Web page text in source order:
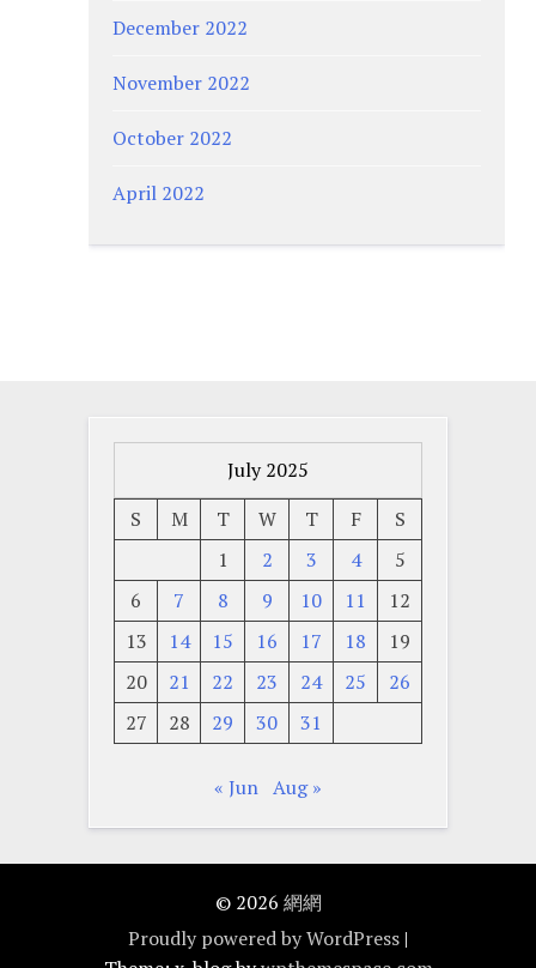
December 2022
November 2022
October 2022
April 2022
July 2025
S
M T W T F
S
1
2 3 4
5
6
7 8 9 10 11
12
13
14 15 16 17 18
19
20
21 22 23 24 25
26
27
28 29 30 31
« Jun Aug »
© 2026 網網
Proudly powered by WordPress |